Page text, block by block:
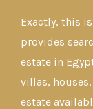
Exactly, this
provides
estate in
villas,
estate